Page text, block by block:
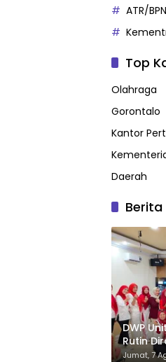
ATR/
Top
Olahraga
Gorontalo
Kantor
Daerah
DWP
Rutin
Stres
Jumat, 7